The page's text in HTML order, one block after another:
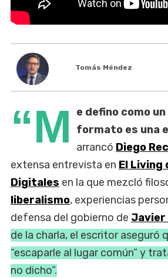
Tomás Méndez
“M
e defino como
formato es una
arrancó Diego
extensa entrevista en El Living
Digitales en la que mezcló
liberalismo, experiencias
defensa del gobierno de Javier
de la charla, el escritor aseguró
“escaparle al lugar común” y
no dicho”.